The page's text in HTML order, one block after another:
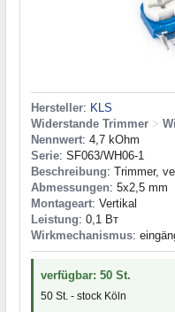
Hersteller: KLS
Widerstande Trimmer >
Nennwert: 4,7 kOhm
Serie: SF063/WH06-1
Beschreibung: Trimmer,
Abmessungen: 5x2,5 mm
Montageart: Vertikal
Leistung: 0,1 Вт
Wirkmechanismus:
verfügbar: 50 St.
50 St. - stock Köln